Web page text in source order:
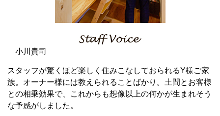
小川貴司
スタッフが驚くほど楽しく住みこなしておられるY様ご家
族。オーナー様には教えられることばかり。土間とお客様
との相乗効果で、これからも想像以上の何かが生まれそう
な予感がしました。